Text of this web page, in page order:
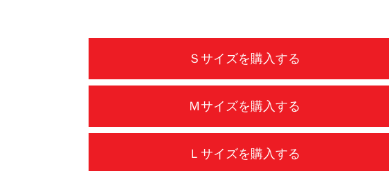
Ｓサイズを購入する
Ｍサイズを購入する
Ｌサイズを購入する